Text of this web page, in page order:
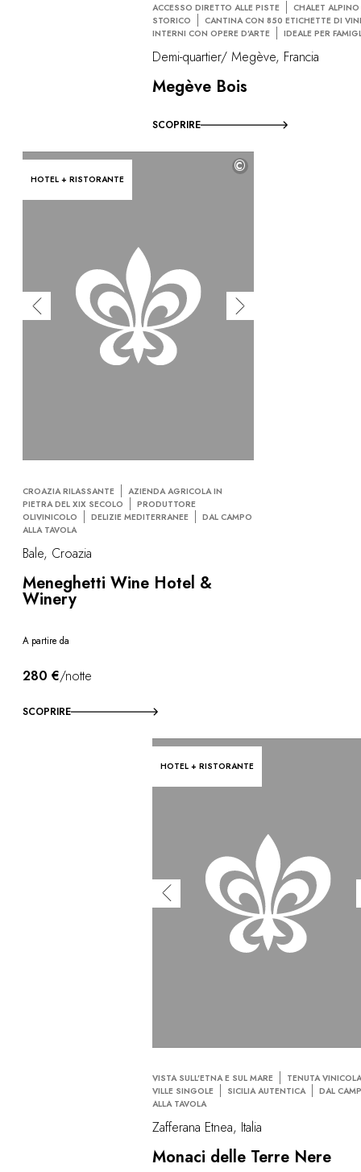
ACCESSO DIRETTO ALLE PISTE
CHALET ALPINO
STORICO
CANTINA CON 850 ETICHETTE DI
INTERNI CON OPERE D’ARTE
IDEALE PER
Demi-quartier/ Megève, Francia
Megève Bois
SCOPRIRE
HOTEL + RISTORANTE
©
CROAZIA RILASSANTE
AZIENDA AGRICOLA IN
PIETRA DEL XIX SECOLO
PRODUTTORE
OLIVINICOLO
DELIZIE MEDITERRANEE
DAL CAMPO
ALLA TAVOLA
Bale, Croazia
Meneghetti Wine Hotel &
Winery
A partire da
280 €/notte
SCOPRIRE
HOTEL + RISTORANTE
VISTA SULL’ETNA E SUL MARE
TENUTA
VILLE SINGOLE
SICILIA AUTENTICA
DAL
ALLA TAVOLA
Zafferana Etnea, Italia
Monaci delle Terre Nere